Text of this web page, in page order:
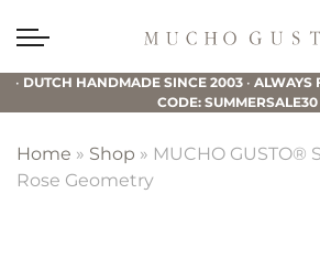
to
navigation
to
content
to
Gusto
• DUTCH HANDMADE SINCE 2003 • ALWAYS
CODE: SUMMERSALE30
Home » Shop » MUCHO GUSTO®
Rose Geometry